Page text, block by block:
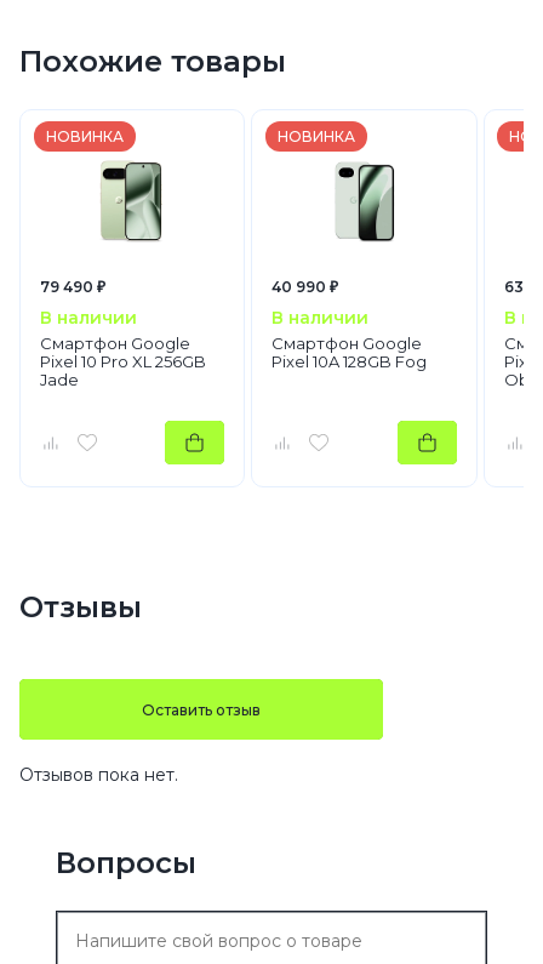
Похожие товары
НОВИНКА
79 490 ₽
В наличии
Смартфон Google
Pixel 10 Pro XL 256GB
Jade
НОВИНКА
40 990 ₽
В наличии
Смартфон Google
Pixel 10A 128GB Fog
63
В
Отзывы
Оставить отзыв
Отзывов пока нет.
Вопросы